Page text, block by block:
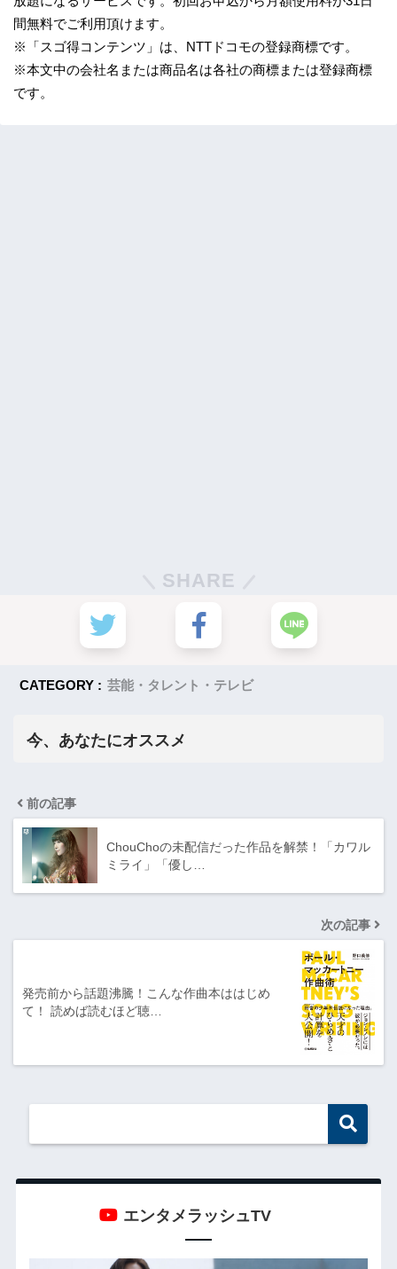
間無料でご利用頂けます。
※「スゴ得コンテンツ」は、NTTドコモの登録商標です。
※本文中の会社名または商品名は各社の商標または登録商標
です。
SHARE
CATEGORY : 芸能・タレント・テレビ
今、あなたにオススメ
前の記事
ChouChoの未配信だった作品を解禁！「カワル
ミライ」「優し…
次の記事
発売前から話題沸騰！こんな作曲本ははじめ
て！ 読めば読むほど聴…
エンタメラッシュTV